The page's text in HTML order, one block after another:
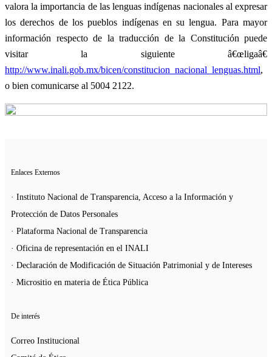
valora la importancia de las lenguas indígenas nacionales al expresar
los derechos de los pueblos indígenas en su lengua. Para mayor
información respecto de la traducción de la Constitución puede
visitar la siguiente â€œligaâ€
http://www.inali.gob.mx/bicen/constitucion_nacional_lenguas.html,
o bien comunicarse al 5004 2122.
Enlaces Externos
· Instituto Nacional de Transparencia, Acceso a la Información y
Protección de Datos Personales
· Plataforma Nacional de Transparencia
· Oficina de representación en el INALI
· Declaración de Modificación de Situación Patrimonial y de Intereses
· Micrositio en materia de Ética Pública
De interés
Correo Institucional